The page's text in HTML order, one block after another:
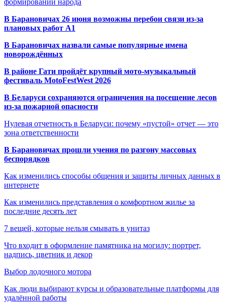
В Барановичах 26 июня возможны перебои связи из-за
плановых работ A1
В Барановичах назвали самые популярные имена
новорождённых
В районе Гати пройдёт крупный мото-музыкальный
фестиваль MotoFestWest 2026
В Беларуси сохраняются ограничения на посещение лесов
из-за пожарной опасности
Нулевая отчетность в Беларуси: почему «пустой» отчет — это
зона ответственности
В Барановичах прошли учения по разгону массовых
беспорядков
Как изменились способы общения и защиты личных данных в
интернете
Как изменились представления о комфортном жилье за
последние десять лет
7 вещей, которые нельзя смывать в унитаз
Что входит в оформление памятника на могилу: портрет,
надпись, цветник и декор
Выбор лодочного мотора
Как люди выбирают курсы и образовательные платформы для
удалённой работы